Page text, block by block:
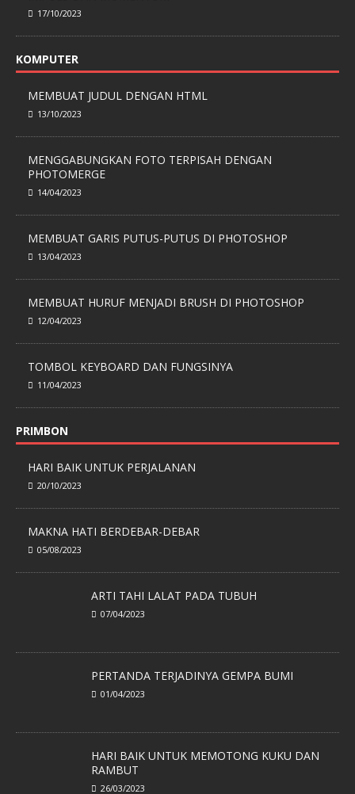
17/10/2023
KOMPUTER
MEMBUAT JUDUL DENGAN HTML
13/10/2023
MENGGABUNGKAN FOTO TERPISAH DENGAN
PHOTOMERGE
14/04/2023
MEMBUAT GARIS PUTUS-PUTUS DI PHOTOSHOP
13/04/2023
MEMBUAT HURUF MENJADI BRUSH DI PHOTOSHOP
12/04/2023
TOMBOL KEYBOARD DAN FUNGSINYA
11/04/2023
PRIMBON
HARI BAIK UNTUK PERJALANAN
20/10/2023
MAKNA HATI BERDEBAR-DEBAR
05/08/2023
ARTI TAHI LALAT PADA TUBUH